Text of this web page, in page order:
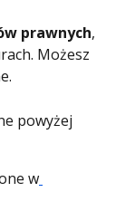
prawnych,
Możesz
powyżej
w